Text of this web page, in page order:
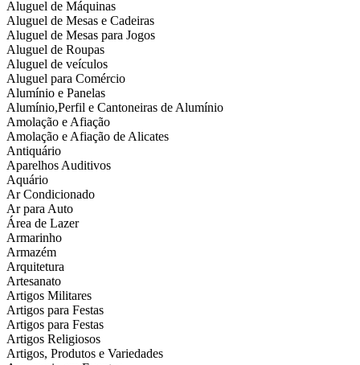
Aluguel de Máquinas
Aluguel de Mesas e Cadeiras
Aluguel de Mesas para Jogos
Aluguel de Roupas
Aluguel de veículos
Aluguel para Comércio
Alumínio e Panelas
Alumínio,Perfil e Cantoneiras de Alumínio
Amolação e Afiação
Amolação e Afiação de Alicates
Antiquário
Aparelhos Auditivos
Aquário
Ar Condicionado
Ar para Auto
Área de Lazer
Armarinho
Armazém
Arquitetura
Artesanato
Artigos Militares
Artigos para Festas
Artigos para Festas
Artigos Religiosos
Artigos, Produtos e Variedades